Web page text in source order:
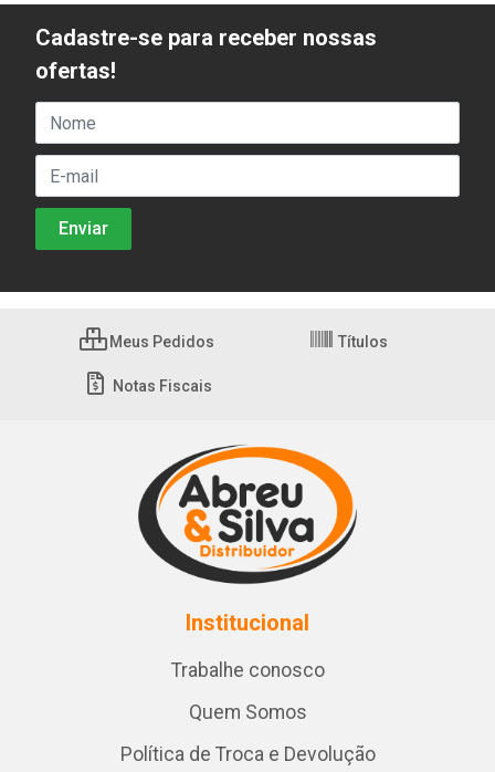
Cadastre-se para receber nossas
ofertas!
Meus Pedidos Títulos
Notas Fiscais
Institucional
Trabalhe conosco
Quem Somos
Política de Troca e Devolução